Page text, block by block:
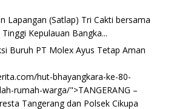
Lapangan (Satlap) Tri Cakti bersama
Kepulauan Bangka...
Buruh PT Molex Ayus Tetap Aman
hut-bhayangkara-ke-80-
rumah-warga/">TANGERANG –
Tangerang dan Polsek Cikupa